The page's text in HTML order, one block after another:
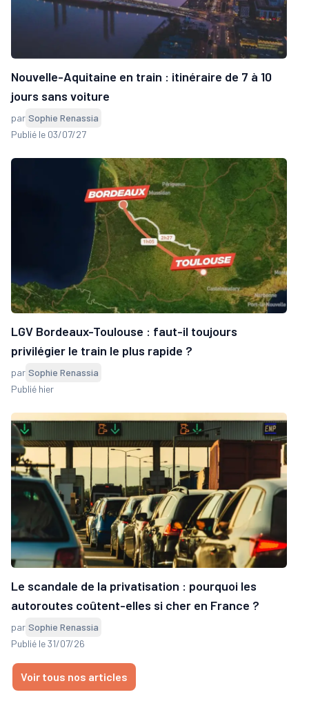
Nouvelle-Aquitaine en train : itinéraire de 7 à 10
jours sans voiture
par Sophie Renassia
Publié le 03/07/27
LGV Bordeaux-Toulouse : faut-il toujours
privilégier le train le plus rapide ?
par Sophie Renassia
Publié hier
Le scandale de la privatisation : pourquoi les
autoroutes coûtent-elles si cher en France ?
par Sophie Renassia
Publié le 31/07/26
Voir tous nos articles